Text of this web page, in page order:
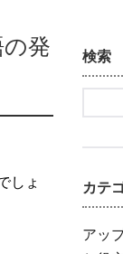
発
しょ
検索
カテ
アッ